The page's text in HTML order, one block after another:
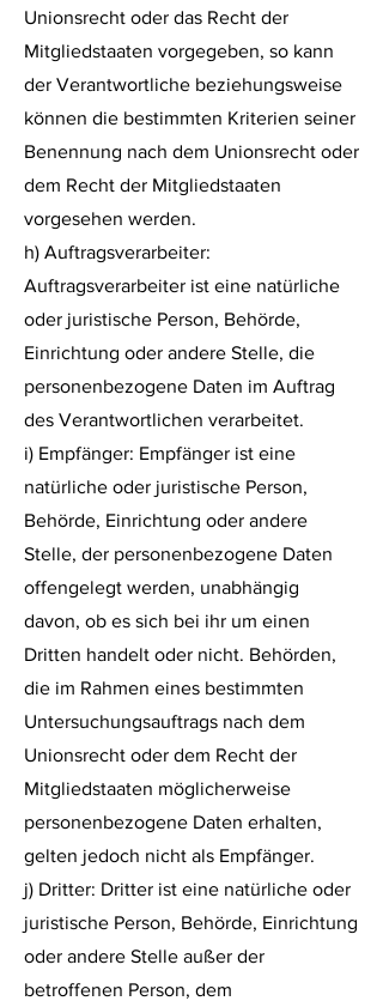
Unionsrecht oder das Recht der
Mitgliedstaaten vorgegeben, so kann
der Verantwortliche beziehungsweise
können die bestimmten Kriterien seiner
Benennung nach dem Unionsrecht oder
dem Recht der Mitgliedstaaten
vorgesehen werden.
h) Auftragsverarbeiter:
Auftragsverarbeiter ist eine natürliche
oder juristische Person, Behörde,
Einrichtung oder andere Stelle, die
personenbezogene Daten im Auftrag
des Verantwortlichen verarbeitet.
i) Empfänger: Empfänger ist eine
natürliche oder juristische Person,
Behörde, Einrichtung oder andere
Stelle, der personenbezogene Daten
offengelegt werden, unabhängig
davon, ob es sich bei ihr um einen
Dritten handelt oder nicht. Behörden,
die im Rahmen eines bestimmten
Untersuchungsauftrags nach dem
Unionsrecht oder dem Recht der
Mitgliedstaaten möglicherweise
personenbezogene Daten erhalten,
gelten jedoch nicht als Empfänger.
j) Dritter: Dritter ist eine natürliche oder
juristische Person, Behörde, Einrichtung
oder andere Stelle außer der
betroffenen Person, dem